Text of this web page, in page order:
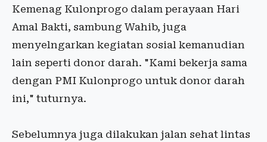
Kemenag Kulonprogo dalam perayaan Hari
Amal Bakti, sambung Wahib, juga
menyelngarkan kegiatan sosial kemanudian
lain seperti donor darah. "Kami bekerja sama
dengan PMI Kulonprogo untuk donor darah
ini," tuturnya.
Sebelumnya juga dilakukan jalan sehat lintas